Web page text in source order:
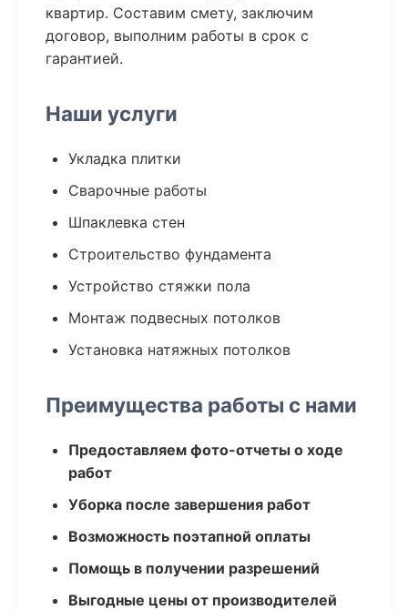
квартир. Составим смету, заключим
договор, выполним работы в срок с
гарантией.
Наши услуги
Укладка плитки
Сварочные работы
Шпаклевка стен
Строительство фундамента
Устройство стяжки пола
Монтаж подвесных потолков
Установка натяжных потолков
Преимущества работы с нами
Предоставляем фото-отчеты о ходе
работ
Уборка после завершения работ
Возможность поэтапной оплаты
Помощь в получении разрешений
Выгодные цены от производителей